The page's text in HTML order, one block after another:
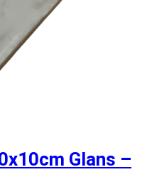
Glans –